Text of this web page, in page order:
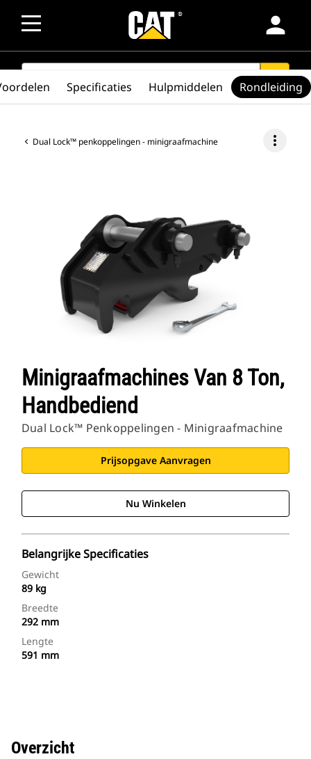
person
SEARCH search
Dual Lock™ penkoppelingen - minigraafmachine more_vert
Minigraafmachines Van 8 Ton,
Handbediend
Dual Lock™ Penkoppelingen - Minigraafmachine
Prijsopgave Aanvragen
Nu Winkelen
Belangrijke Specificaties
Gewicht
89 kg
Breedte
292 mm
Lengte
591 mm
Specificaties Hulpmiddelen Rondleiding
Overzicht